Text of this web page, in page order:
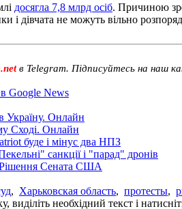
досягла 7,8 млрд осіб. Причиною
і дівчата не можуть вільно
в Telegram. Підписуйтесь на наш
Google News
Україну. Онлайн
Сході. Онлайн
буде і мінус два НПЗ
санкції і "парад" дронів
Рішення Сената США
, Харьковская область, протесты,
необхідний текст і